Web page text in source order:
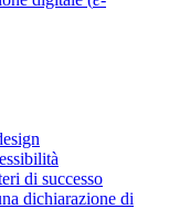
di successo
dichiarazione di